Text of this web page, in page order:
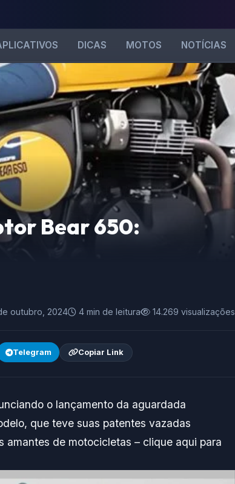
DICAS MOTOS NOTÍCIAS
Bear 650:
outubro, 2024 4 min de leitura 14.269 visualizações
Telegram Copiar Link
o lançamento da aguardada
que teve suas patentes vazadas
amantes de motocicletas – clique aqui para